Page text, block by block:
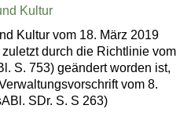
Kultur
Kultur vom 18. März 2019
durch die Richtlinie vom
S. 753) geändert worden ist,
vom 8.
SDr. S. S 263)